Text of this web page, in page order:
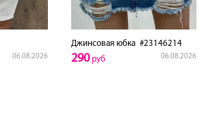
06.08.2026
Джинсовая юбка#23146214
06.08.2026
290руб